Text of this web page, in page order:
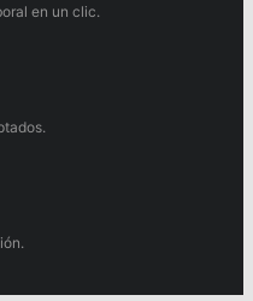
en un clic.